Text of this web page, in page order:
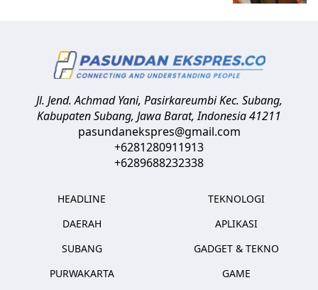
Jl. Jend. Achmad Yani, Pasirkareumbi Kec. Subang,
Kabupaten Subang, Jawa Barat,Indonesia41211
pasundanekspres@gmail.com
+6281280911913
+6289688232338
HEADLINE
DAERAH
SUBANG
PURWAKARTA
TEKNOLOGI
APLIKASI
GADGET & TEKNO
GAME